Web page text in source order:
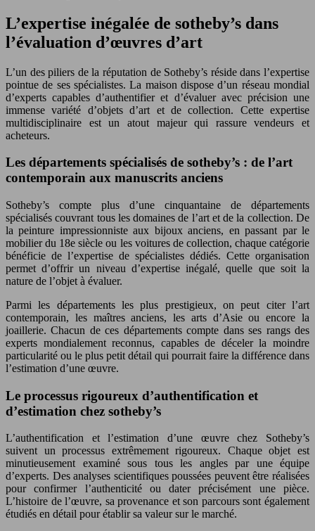
L’expertise inégalée de sotheby’s dans
l’évaluation d’œuvres d’art
L’un des piliers de la réputation de Sotheby’s réside dans l’expertise
pointue de ses spécialistes. La maison dispose d’un réseau mondial
d’experts capables d’authentifier et d’évaluer avec précision une
immense variété d’objets d’art et de collection. Cette expertise
multidisciplinaire est un atout majeur qui rassure vendeurs et
acheteurs.
Les départements spécialisés de sotheby’s : de l’art
contemporain aux manuscrits anciens
Sotheby’s compte plus d’une cinquantaine de départements
spécialisés couvrant tous les domaines de l’art et de la collection. De
la peinture impressionniste aux bijoux anciens, en passant par le
mobilier du 18e siècle ou les voitures de collection, chaque catégorie
bénéficie de l’expertise de spécialistes dédiés. Cette organisation
permet d’offrir un niveau d’expertise inégalé, quelle que soit la
nature de l’objet à évaluer.
Parmi les départements les plus prestigieux, on peut citer l’art
contemporain, les maîtres anciens, les arts d’Asie ou encore la
joaillerie. Chacun de ces départements compte dans ses rangs des
experts mondialement reconnus, capables de déceler la moindre
particularité ou le plus petit détail qui pourrait faire la différence dans
l’estimation d’une œuvre.
Le processus rigoureux d’authentification et
d’estimation chez sotheby’s
L’authentification et l’estimation d’une œuvre chez Sotheby’s
suivent un processus extrêmement rigoureux. Chaque objet est
minutieusement examiné sous tous les angles par une équipe
d’experts. Des analyses scientifiques poussées peuvent être réalisées
pour confirmer l’authenticité ou dater précisément une pièce.
L’histoire de l’œuvre, sa provenance et son parcours sont également
étudiés en détail pour établir sa valeur sur le marché.